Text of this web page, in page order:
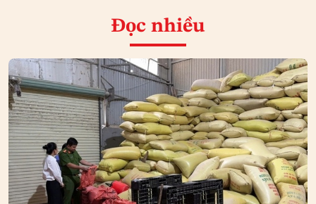
Đọc nhiều